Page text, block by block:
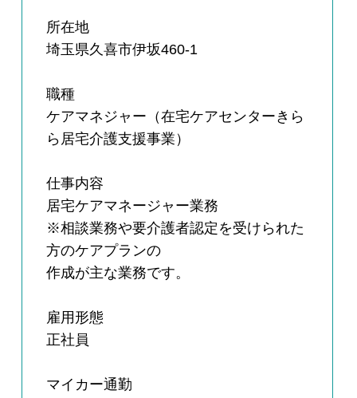
所在地
埼玉県久喜市伊坂460-1
職種
ケアマネジャー（在宅ケアセンターきら
ら居宅介護支援事業）
仕事内容
居宅ケアマネージャー業務
※相談業務や要介護者認定を受けられた
方のケアプランの
作成が主な業務です。
雇用形態
正社員
マイカー通勤